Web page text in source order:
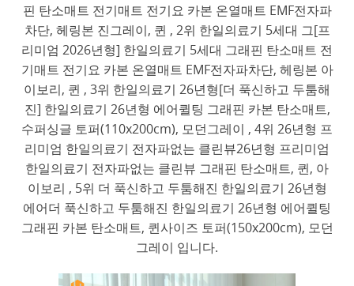
핀 탄소매트 전기매트 전기요 카본 온열매트 EMF전자파
차단, 헤링본 진그레이, 퀸 , 2위 한일의료기 5세대 그[프
리미엄 2026년형] 한일의료기 5세대 그래핀 탄소매트 전
기매트 전기요 카본 온열매트 EMF전자파차단, 헤링본 아
이보리, 퀸 , 3위 한일의료기 26년형[더 푹신하고 두툼해
진] 한일의료기 26년형 에어퀼팅 그래핀 카본 탄소매트,
수퍼싱글 토퍼(110x200cm), 모던그레이 , 4위 26년형 프
리미엄 한일의료기 전자파없는 클린뷰26년형 프리미엄
한일의료기 전자파없는 클린뷰 그래핀 탄소매트, 퀸, 아
이보리 , 5위 더 푹신하고 두툼해진 한일의료기 26년형
에어더 푹신하고 두툼해진 한일의료기 26년형 에어퀼팅
그래핀 카본 탄소매트, 퀸사이즈 토퍼(150x200cm), 모던
그레이 입니다.